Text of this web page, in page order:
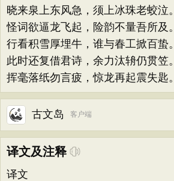
晓来泉上东风急，须上冰珠老蛟泣。
怪词欲逼龙飞起，险韵不量吾所及。
行看积雪厚埋牛，谁与春工掀百蛰。
此时还复借君诗，余力汰辀仍贯笠。
挥毫落纸勿言疲，惊龙再起震失匙。
古文岛 客户端
译文及注释
译文